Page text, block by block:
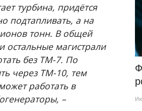
турбина, придётся
подтапливать, а на
тонн. В общей
остальные магистрали
без ТМ-7. По
через ТМ-10, тем
работать в
–
погода в
области 28 июля
0 251